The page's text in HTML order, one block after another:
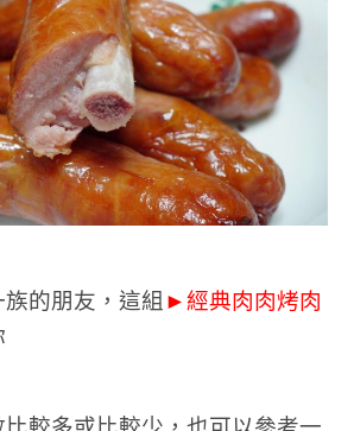
的朋友，這組 ►經典肉肉烤肉